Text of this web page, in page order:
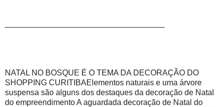
NATAL NO BOSQUE É O TEMA DA DECORAÇÃO DO
SHOPPING CURITIBAElementos naturais e uma árvore
suspensa são alguns dos destaques da decoração de Natal
do empreendimento A aguardada decoração de Natal do